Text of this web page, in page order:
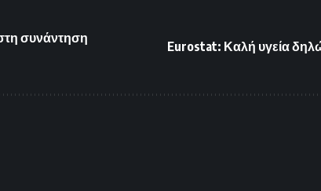
συνάντηση
Eurostat: Καλή υγεία